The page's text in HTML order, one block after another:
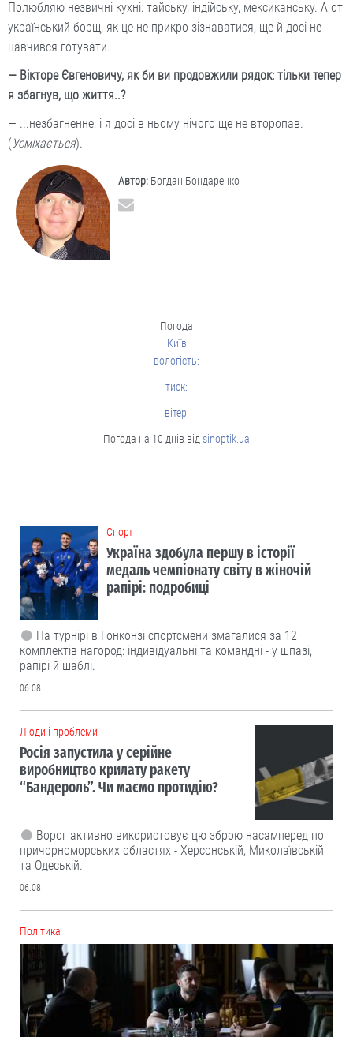
Полюбляю незвичні кухні: тайську, індійську, мексиканську. А от
український борщ, як це не прикро зізнаватися, ще й досі не
навчився готувати.
— Вікторе Євгеновичу, як би ви продовжили рядок: тільки тепер
я збагнув, що життя..?
— ...незбагненне, і я досі в ньому нічого ще не второпав.
(Усміхається).
Автор: Богдан Бондаренко
Погода
Київ
вологість:
тиск:
вітер:
Погода на 10 днів від sinoptik.ua
Cпорт
Україна здобула першу в історії
медаль чемпіонату світу в жіночій
рапірі: подробиці
На турнірі в Гонконзі спортсмени змагалися за 12
комплектів нагород: індивідуальні та командні - у шпазі,
рапірі й шаблі.
06.08
Люди і проблеми
Росія запустила у серійне
виробництво крилату ракету
“Бандероль”. Чи маємо протидію?
Ворог активно використовує цю зброю насамперед по
причорноморських областях - Херсонській, Миколаївській
та Одеській.
06.08
Політика